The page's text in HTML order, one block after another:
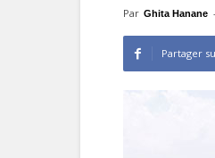
Par Ghita Hanane -
Partager